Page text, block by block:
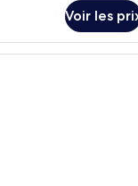
Voir les